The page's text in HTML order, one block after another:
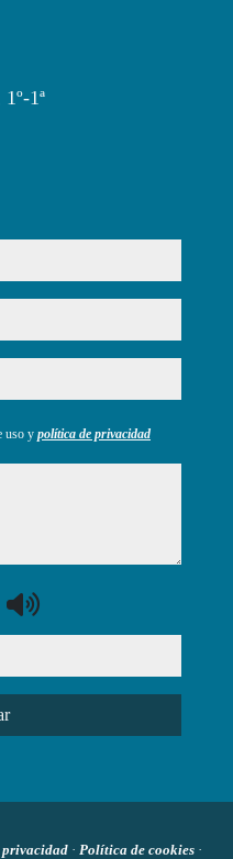
1ª
uso y política de privacidad
· Política de cookies ·